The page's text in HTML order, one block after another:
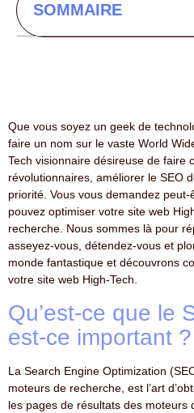
SOMMAIRE
Que vous soyez un geek de
faire un nom sur le vaste World
Tech visionnaire désireuse de faire
révolutionnaires, améliorer le SEO
priorité. Vous vous demandez
pouvez optimiser votre site web
recherche. Nous sommes là pour
asseyez-vous, détendez-vous et
monde fantastique et découvrons
votre site web High-Tech.
Qu’est-ce que le
est-ce important ?
La Search Engine Optimization
moteurs de recherche, est l’art
les pages de résultats des moteurs